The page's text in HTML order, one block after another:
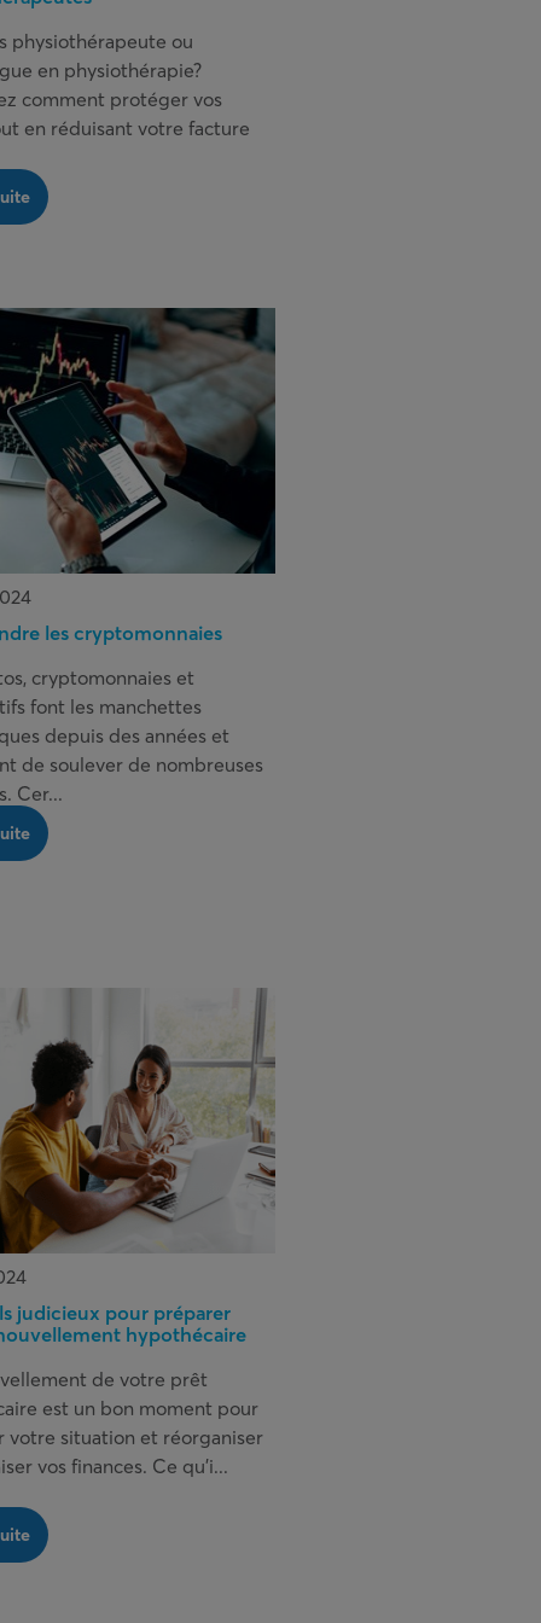
physiothérapeute ou
en physiothérapie?
comment protéger vos
en réduisant votre facture
les cryptomonnaies
cryptomonnaies et
font les manchettes
depuis des années et
de soulever de nombreuses
Cer...
judicieux pour préparer
hypothécaire
de votre prêt
est un bon moment pour
votre situation et réorganiser
vos finances. Ce qu’i...